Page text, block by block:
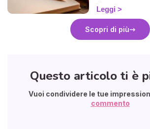
approfittarne. 🌱
Leggi
Scopri di più
Questo articolo ti è
Vuoi condividere le tue
commento